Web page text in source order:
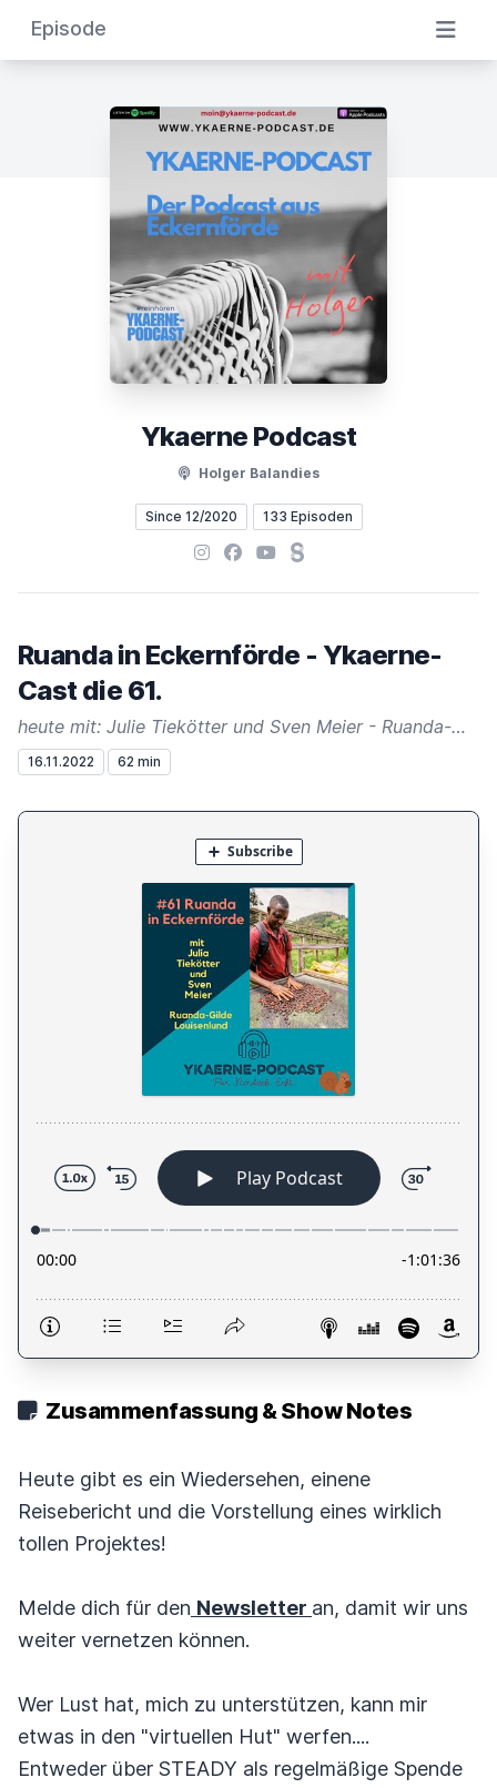
Episode
Ykaerne Podcast
Holger Balandies
Since 12/2020 133 Episoden
Instagram
Facebook
YouTubeSteady
Ruanda in Eckernförde - Ykaerne-
Cast die 61.
heute mit: Julie Tiekötter und Sven Meier - Ruanda-Gilde Louisenlund
16.11.2022 62 min
Zusammenfassung & Show Notes
Heute gibt es ein Wiedersehen, einene
Reisebericht und die Vorstellung eines wirklich
tollen Projektes!
Melde dich für den Newsletter an, damit wir uns
weiter vernetzen können.
Wer Lust hat, mich zu unterstützen, kann mir
etwas in den "virtuellen Hut" werfen....
Entweder über STEADY als regelmäßige Spende